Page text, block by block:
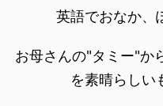
英語でおなか、
お母さんの"タミー"か
を素晴らしい